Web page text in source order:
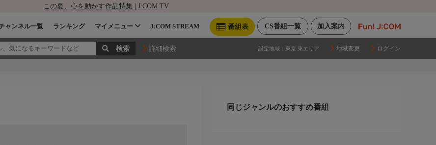
この夏、心を動かす作品特集 | J:COM TV
加入案内
CS番組一覧
番組表
ャンネル一覧 ランキング マイメニュー J:COM STREAM
詳細検索 設定地域： 東京 東エリア 地域変更 ログイン
同じジャンルのおすすめ番組